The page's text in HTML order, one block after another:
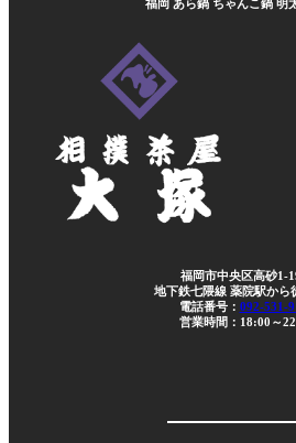
福岡 あら鍋 ちゃんこ鍋 明
福岡市中央区高砂1-
地下鉄七隈線 薬院駅から
電話番号： 092-531-
営業時間：18:00～